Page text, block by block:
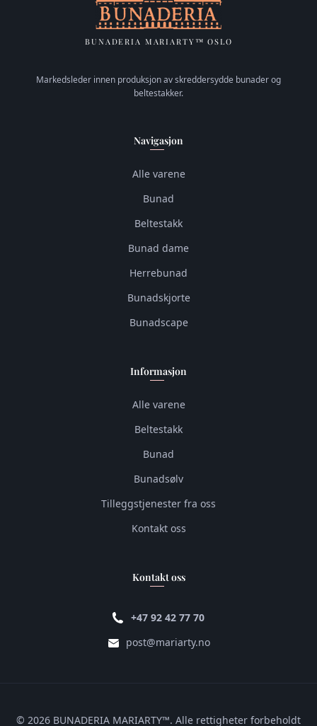
BUNADERIA MARIARTY™ OSLO
Markedsleder innen produksjon av skreddersydde bunader og
beltestakker.
Navigasjon
Alle varene
Bunad
Beltestakk
Bunad dame
Herrebunad
Bunadskjorte
Bunadscape
Informasjon
Alle varene
Beltestakk
Bunad
Bunadsølv
Tilleggstjenester fra oss
Kontakt oss
Kontakt oss
+47 92 42 77 70
post@mariarty.no
© 2026 BUNADERIA MARIARTY™. Alle rettigheter forbeholdt